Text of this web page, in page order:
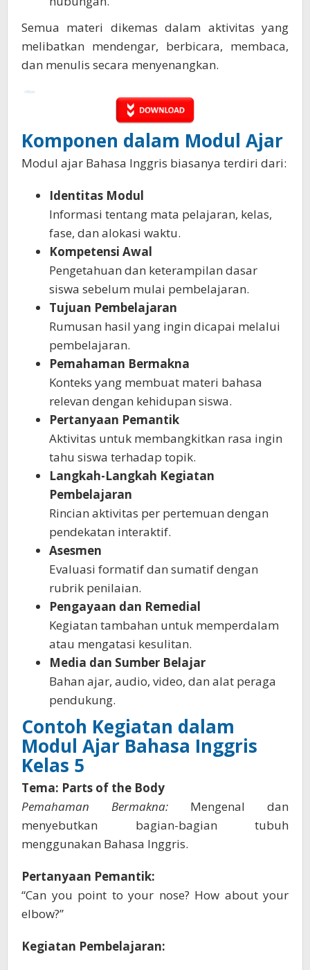
Semua materi dikemas dalam aktivitas yang
melibatkan mendengar, berbicara, membaca,
dan menulis secara menyenangkan.
Komponen dalam Modul Ajar
Modul ajar Bahasa Inggris biasanya terdiri dari:
Identitas Modul
Informasi tentang mata pelajaran, kelas,
fase, dan alokasi waktu.
Kompetensi Awal
Pengetahuan dan keterampilan dasar
siswa sebelum mulai pembelajaran.
Tujuan Pembelajaran
Rumusan hasil yang ingin dicapai melalui
pembelajaran.
Pemahaman Bermakna
Konteks yang membuat materi bahasa
relevan dengan kehidupan siswa.
Pertanyaan Pemantik
Aktivitas untuk membangkitkan rasa ingin
tahu siswa terhadap topik.
Langkah-Langkah Kegiatan
Pembelajaran
Rincian aktivitas per pertemuan dengan
pendekatan interaktif.
Asesmen
Evaluasi formatif dan sumatif dengan
rubrik penilaian.
Pengayaan dan Remedial
Kegiatan tambahan untuk memperdalam
atau mengatasi kesulitan.
Media dan Sumber Belajar
Bahan ajar, audio, video, dan alat peraga
pendukung.
Contoh Kegiatan dalam
Modul Ajar Bahasa Inggris
Kelas 5
Tema: Parts of the Body
Pemahaman Bermakna: Mengenal dan
menyebutkan bagian-bagian tubuh
menggunakan Bahasa Inggris.
Pertanyaan Pemantik:
“Can you point to your nose? How about your
elbow?”
Kegiatan Pembelajaran: